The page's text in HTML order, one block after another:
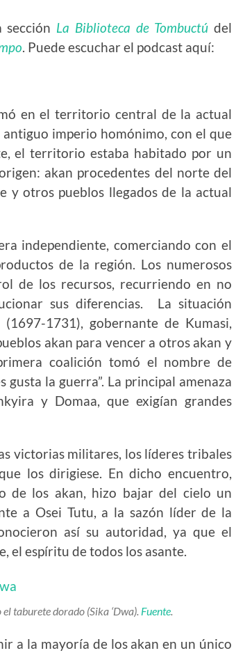
La Biblioteca de Tombuctú del
. Puede escuchar el podcast aquí:
en el territorio central de la actual
imperio homónimo, con el que
el territorio estaba habitado por un
akan procedentes del norte del
y otros pueblos llegados de la actual
independiente, comerciando con el
de la región. Los numerosos
de los recursos, recurriendo en no
sus diferencias. La situación
1731), gobernante de Kumasi,
akan para vencer a otros akan y
coalición tomó el nombre de
gusta la guerra”. La principal amenaza
y Domaa, que exigían grandes
victorias militares, los líderes tribales
los dirigiese. En dicho encuentro,
de los akan, hizo bajar del cielo un
a Osei Tutu, a la sazón líder de la
así su autoridad, ya que el
el espíritu de todos los asante.
taburete dorado (Sika ‘Dwa). Fuente.
a la mayoría de los akan en un único